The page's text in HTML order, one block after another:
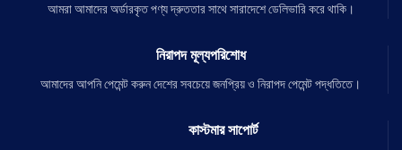
আমরা আমাদের অর্ডারকৃত পণ্য দ্রুততার সাথে সারাদেশে ডেলিভারি করে থাকি।
নিরাপদ মূল্যপরিশোধ
আমাদের আপনি পেমেন্ট করুন দেশের সবচেয়ে জনপ্রিয় ও নিরাপদ পেমেন্ট পদ্ধতিতে।
কাস্টমার সাপোর্ট